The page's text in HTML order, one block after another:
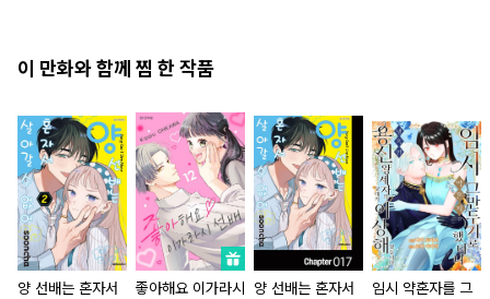
이 만화와 함께 찜 한 작품
양 선배는 혼자서
좋아해요 이가라시
양 선배는 혼자서
임시 약혼자를 그